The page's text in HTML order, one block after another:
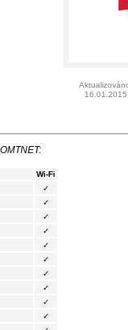
16.01.2015
Wi-Fi
✓
✓
✓
✓
✓
✓
✓
✓
✓
✓